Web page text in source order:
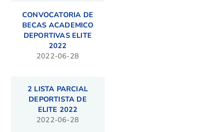
CONVOCATORIA DE
BECAS ACADEMICO
DEPORTIVAS ELITE
2022
2022-06-28
2 LISTA PARCIAL
DEPORTISTA DE
ELITE 2022
2022-06-28